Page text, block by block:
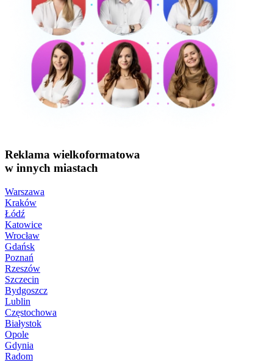
Reklama wielkoformatowa
w innych miastach
Warszawa
Kraków
Łódź
Katowice
Wrocław
Gdańsk
Poznań
Rzeszów
Szczecin
Bydgoszcz
Lublin
Częstochowa
Białystok
Opole
Gdynia
Radom